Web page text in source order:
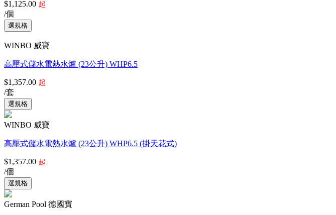
$1,125.00 起
/個
WINBO 威寶
高壓式儲水電熱水爐 (23公升) WHP6.5
$1,357.00 起
/套
WINBO 威寶
高壓式儲水電熱水爐 (23公升) WHP6.5 (掛天花式)
$1,357.00 起
/個
German Pool 德國寶